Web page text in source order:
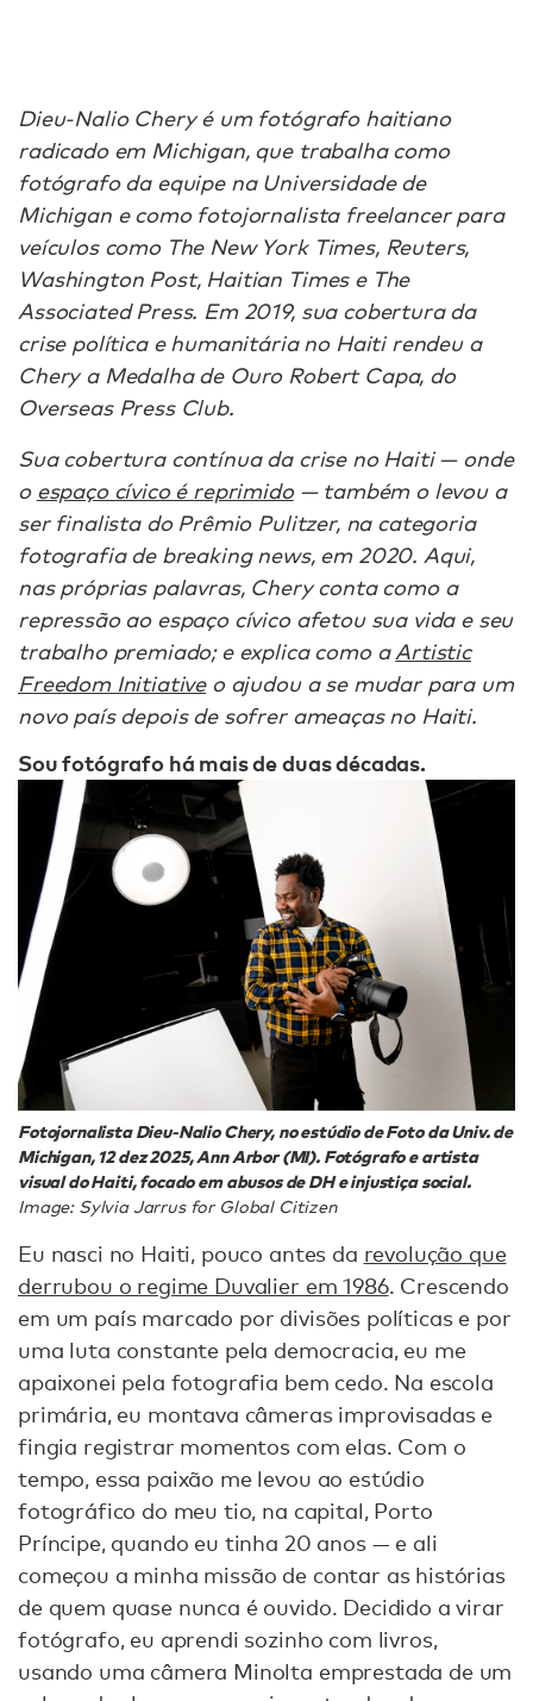
Dieu-Nalio Chery é um fotógrafo haitiano
radicado em Michigan, que trabalha como
fotógrafo da equipe na Universidade de
Michigan e como fotojornalista freelancer para
veículos como The New York Times, Reuters,
Washington Post, Haitian Times e The
Associated Press. Em 2019, sua cobertura da
crise política e humanitária no Haiti rendeu a
Chery a Medalha de Ouro Robert Capa, do
Overseas Press Club.
Sua cobertura contínua da crise no Haiti — onde
o espaço cívico é reprimido— também o levou a
ser finalista do Prêmio Pulitzer, na categoria
fotografia de breaking news, em 2020. Aqui,
nas próprias palavras, Chery conta como a
repressão ao espaço cívico afetou sua vida e seu
trabalho premiado; e explica como aArtistic
Freedom Initiativeo ajudou a se mudar para um
novo país depois de sofrer ameaças no Haiti.
Sou fotógrafo há mais de duas décadas.
Fotojornalista Dieu-Nalio Chery, no estúdio de Foto da Univ. de
Michigan, 12 dez 2025, Ann Arbor (MI). Fotógrafo e artista
visual do Haiti, focado em abusos de DH e injustiça social.
Image: Sylvia Jarrus for Global Citizen
Eu nasci no Haiti, pouco antes da revolução que
derrubou o regime Duvalier em 1986. Crescendo
em um país marcado por divisões políticas e por
uma luta constante pela democracia, eu me
apaixonei pela fotografia bem cedo. Na escola
primária, eu montava câmeras improvisadas e
fingia registrar momentos com elas. Com o
tempo, essa paixão me levou ao estúdio
fotográfico do meu tio, na capital, Porto
Príncipe, quando eu tinha 20 anos — e ali
começou a minha missão de contar as histórias
de quem quase nunca é ouvido. Decidido a virar
fotógrafo, eu aprendi sozinho com livros,
usando uma câmera Minolta emprestada de um